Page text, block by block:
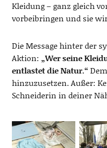
Kleidung – ganz gleich
vorbeibringen und sie
Die Message hinter der
Aktion: „Wer seine
entlastet die Natur.“
hinzuzusetzen. Außer:
Schneiderin in deiner